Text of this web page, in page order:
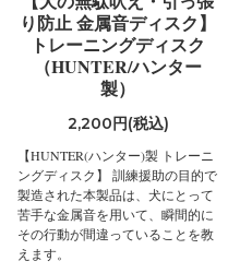
り防止 金属音ディスク】
トレーニングディスク
（HUNTER/ハンター
製）
2,200円(税込)
【HUNTER(ハンター)製 トレーニ
ングディスク】 訓練援助の目的で
製造された本製品は、犬にとって
苦手な金属音を用いて、瞬間的に
その行動が間違っていることを教
えます。